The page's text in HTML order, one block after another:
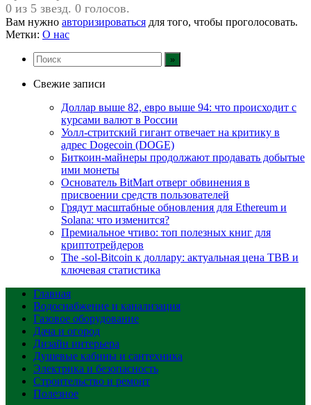
0 из 5 звезд. 0 голосов.
Вам нужно авторизироваться для того, чтобы проголосовать.
Метки: О нас
Свежие записи
Доллар выше 82, евро выше 94: что происходит с
курсами валют в России
Уолл-стритский гигант отвечает на критику в
адрес Dogecoin (DOGE)
Биткоин-майнеры продолжают продавать добытые
ими монеты
Основатель BitMart отверг обвинения в
присвоении средств пользователей
Грядут масштабные обновления для Ethereum и
Solana: что изменится?
Премиальное чтиво: топ полезных книг для
криптотрейдеров
The -sol-Bitcoin к доллару: актуальная цена TBB и
ключевая статистика
Главная
Водоснабжение и канализация
Газовое оборудование
Дача и огород
Дизайн интерьера
Душевые кабины и сантехника
Электрика и безопасность
Строительство и ремонт
Полезное